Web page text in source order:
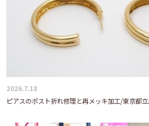
2026.7.18
ピアスのポスト折れ修理と再メッキ加工/東京都